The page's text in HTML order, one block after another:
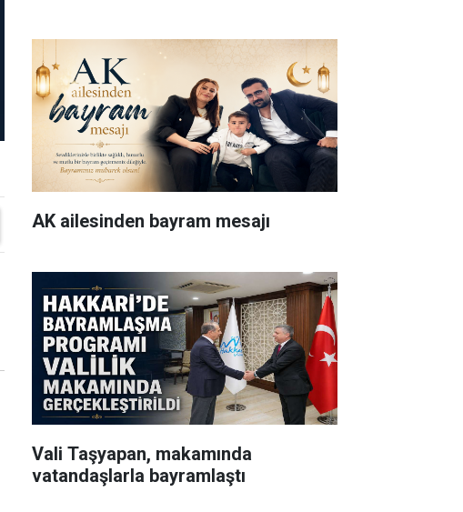
AK ailesinden bayram mesajı
Vali Taşyapan, makamında
vatandaşlarla bayramlaştı